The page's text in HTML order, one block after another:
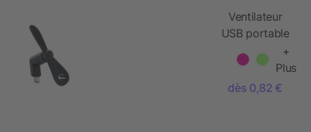
Ventilateur
USB portable
+
Plus
dès 0,82 €